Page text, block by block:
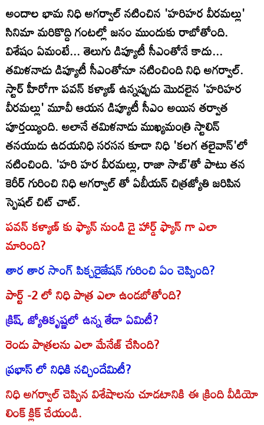
అందాల భామ నిధి అగర్వాల్ నటించిన 'హరిహర వీరమల్లు'
సినిమా మరికొద్ది గంటల్లో జనం ముందుకు రాబోతోంది.
విశేషం ఏమంటే... తెలుగు డిప్యూటీ సీఎంతోనే కాదు...
తమిళనాడు డిప్యూటీ సీఎంతోనూ నటించింది నిధి అగర్వాల్.
స్టార్ హీరోగా పవన్ కళ్యాణ్‌ ఉన్నప్పుడు మొదలైన 'హరిహర
వీరమల్లు' మూవీ ఆయన డిప్యూటీ సీఎం అయిన తర్వాత
పూర్తయ్యింది. అలానే తమిళనాడు ముఖ్యమంత్రి స్టాలిన్
తనయుడు ఉదయనిధి సరసన కూడా నిధి 'కలగ తలైవాన్'లో
నటించింది. 'హరి హర వీరమల్లు, రాజా సాబ్'తో పాటు తన
కెరీర్ గురించి నిధి అగర్వాల్ తో ఏబీయన్ చిత్రజ్యోతి జరిపిన
స్పెషల్ చిట్ చాట్.
పవన్ కళ్యాణ్ కు ఫ్యాన్ నుండి డై హార్డ్ ఫ్యాన్ గా ఎలా
మారింది?
తార తార సాంగ్ పిక్చరైజేషన్ గురించి ఏం చెప్పింది?
పార్ట్ -2 లో నిధి పాత్ర ఎలా ఉండబోతోంది?
క్రిష్‌, జ్యోతికృష్ణలో ఉన్న తేడా ఏమిటీ?
రెండు పాత్రలను ఎలా మేనేజ్ చేసింది?
ప్రభాస్ లో నిధికి నచ్చిందేమిటీ?
నిధి అగర్వాల్ చెప్పిన విశేషాలను చూడటానికి ఈ క్రింది వీడియో
లింక్ క్లిక్ చేయండి.